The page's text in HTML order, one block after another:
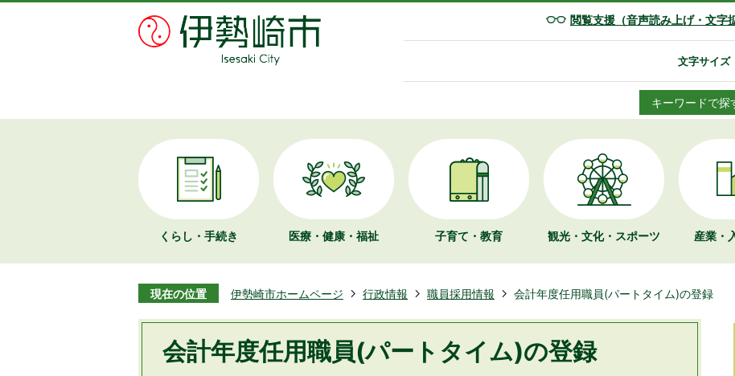
閲覧支援（音声読み上げ・文字
文字サイズ
キーワードで探
くらし・手続き 医療・健康・福祉 子育て・教育 観光・文化・ スポーツ 産業・
現在の位置 伊勢崎市ホームページ 行政情報 職員採用情報 会計年度任用職員(パートタイム)の登録
会計年度任用職員(パートタイム)の登録